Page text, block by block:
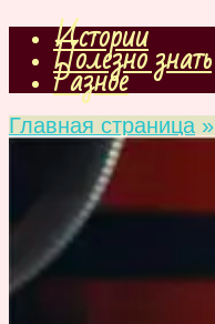
Истории
Полезно знать
Разное
Главная страница »